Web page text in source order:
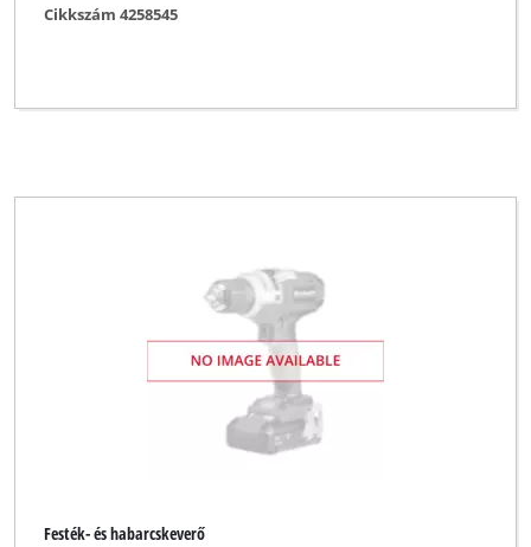
Cikkszám 4258545
Festék- és habarcskeverő